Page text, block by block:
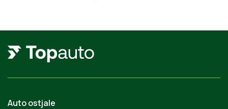
Auto ostjale